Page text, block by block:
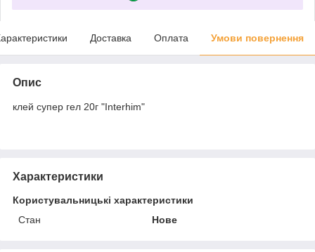
Доставка Оплата Умови повернення
Опис
клей супер гел 20г "Interhim"
Характеристики
Користувальницькі характеристики
Стан
Нове